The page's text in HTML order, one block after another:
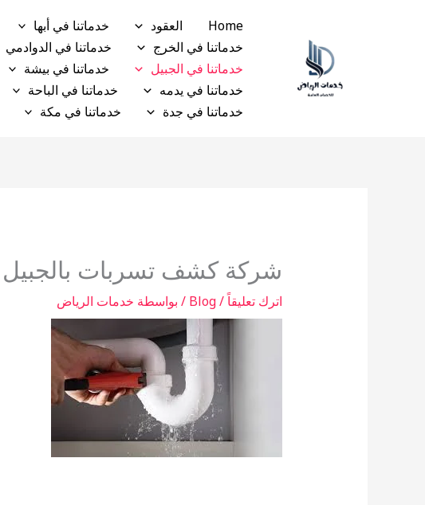
Home العقود خدماتنا في أبها
خدماتنا في الخرج
خدماتنا في الدوادمي
خدماتنا في الجبيل
خدماتنا في بيشة
خدماتنا في يدمه
خدماتنا في الباحة
خدماتنا في جدة
خدماتنا في مكة
شركة كشف تسربات بالجبيل
اترك تعليقاً/
Blog / بواسطة خدمات الرياض